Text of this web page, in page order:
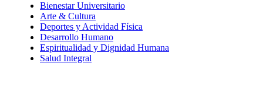
Bienestar Universitario
Arte & Cultura
Deportes y Actividad Física
Desarrollo Humano
Espiritualidad y Dignidad Humana
Salud Integral